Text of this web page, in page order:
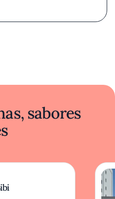
sabores